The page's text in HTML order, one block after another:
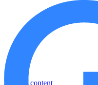
Jump to content